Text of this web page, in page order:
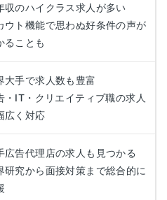
収のハイクラス求人が多い
ウト機能で思わぬ好条件の声が
ることも
大手で求人数も豊富
・IT・クリエイティブ職の求人
広く対応
広告代理店の求人も見つかる
研究から面接対策まで総合的に